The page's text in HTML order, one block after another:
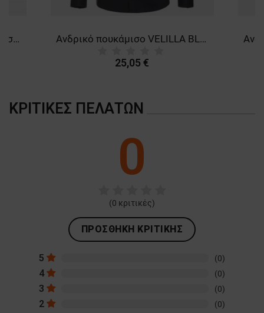
Ανδρικό κοντομάνικο πουκάμισο VELILLA WHITE Ανδρικό πουκάμισο VELILLA BLACK
25,05 €
ΚΡΙΤΙΚΈΣ ΠΕΛΑΤΏΝ
0
(0 κριτικές)
ΠΡΟΣΘΉΚΗ ΚΡΙΤΙΚΉΣ
5 (0)
4 (0)
3 (0)
2 (0)